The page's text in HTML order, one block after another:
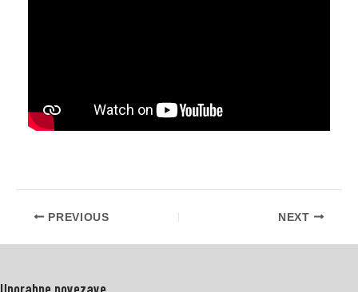
PREVIOUS NEXT
Uporabne povezave